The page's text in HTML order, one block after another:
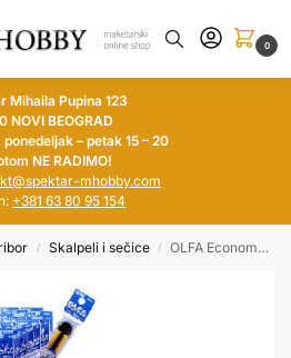
0
Mihaila Pupina 123
NOVI BEOGRAD
– petak 15 – 20
NE RADIMO!
mhobby.com
+381 63 80 95 154
/ Skalpeli i sečice / OLFA Economy cutter